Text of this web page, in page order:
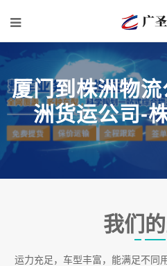
厦门到株洲物
洲货运公司-
我们
运力充足，车型丰富，能满足不同